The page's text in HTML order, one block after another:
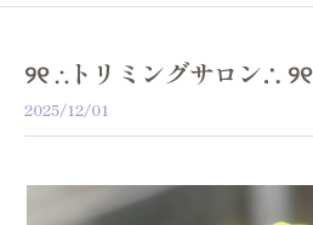
୨୧ ∴トリミングサロン∴ ୨୧
2025/12/01